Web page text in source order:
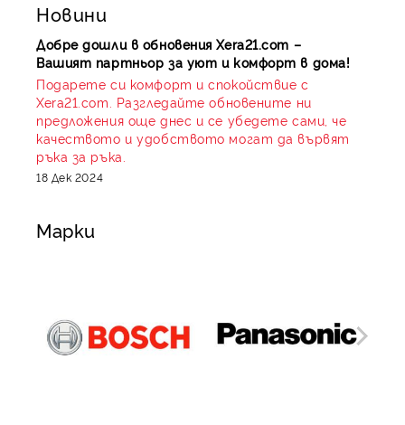
Новини
Добре дошли в обновения Xera21.com –
Вашият партньор за уют и комфорт в дома!
Подарете си комфорт и спокойствие с
Xera21.com. Разгледайте обновените ни
предложения още днес и се убедете сами, че
качеството и удобството могат да вървят
ръка за ръка.
18 Дек 2024
Марки